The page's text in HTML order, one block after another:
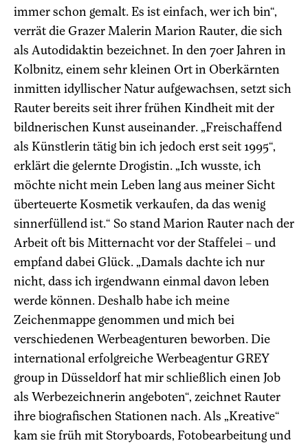
immer schon gemalt. Es ist einfach, wer ich bin“,
verrät die Grazer Malerin Marion Rauter, die sich
als Autodidaktin bezeichnet. In den 70er Jahren in
Kolbnitz, einem sehr kleinen Ort in Oberkärnten
inmitten idyllischer Natur aufgewachsen, setzt sich
Rauter bereits seit ihrer frühen Kindheit mit der
bildnerischen Kunst auseinander. „Freischaffend
als Künstlerin tätig bin ich jedoch erst seit 1995“,
erklärt die gelernte Drogistin. „Ich wusste, ich
möchte nicht mein Leben lang aus meiner Sicht
überteuerte Kosmetik verkaufen, da das wenig
sinnerfüllend ist.“ So stand Marion Rauter nach der
Arbeit oft bis Mitternacht vor der Staffelei – und
empfand dabei Glück. „Damals dachte ich nur
nicht, dass ich irgendwann einmal davon leben
werde können. Deshalb habe ich meine
Zeichenmappe genommen und mich bei
verschiedenen Werbeagenturen beworben. Die
international erfolgreiche Werbeagentur GREY
group in Düsseldorf hat mir schließlich einen Job
als Werbezeichnerin angeboten“, zeichnet Rauter
ihre biografischen Stationen nach. Als „Kreative“
kam sie früh mit Storyboards, Fotobearbeitung und